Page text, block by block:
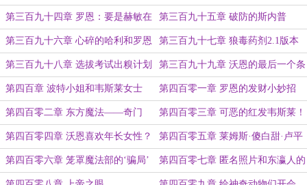
邓布利多 会’
第三百九十四章 罗恩：要是赫敏在
就好了！
第三百九十五章 破防的斯内普
第三百九十六章 心碎的哈利和罗恩 第三百九十七章 狼毒药剂2.1版本
第三百九十八章 选拔考试出糗计划 第三百九十九章 沃恩的最后一个条
件
第四百章 波特小姐和韦斯莱女士 第四百零一章 罗恩的发财小妙招
第四百零二章 东方魔法——奇门
咒！
第四百零三章 可恶的红发韦斯莱！
第四百零四章 沃恩喜欢年长女性？ 第四百零五章 莱姆斯·傻白甜·卢平
第四百零六章 笼罩魔法部的‘骗局’ 第四百零七章 匿名照片和东瀛人的